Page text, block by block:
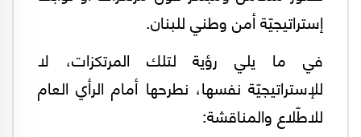
إستراتيجيّة أمن وطني للبنان.
في ما يلي رؤية لتلك المرتكزات، لا
للإستراتيجيّة نفسها، نطرحها أمام الرأي العام
للاطّلاع والمناقشة: